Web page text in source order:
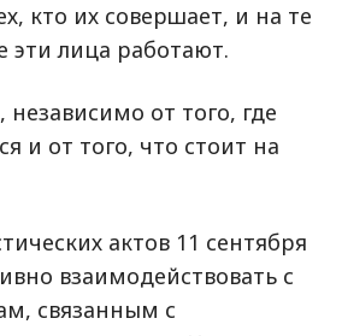
кто их совершает, и на те
эти лица работают.
независимо от того, где
и от того, что стоит на
актов 11 сентября
взаимодействовать с
связанным с